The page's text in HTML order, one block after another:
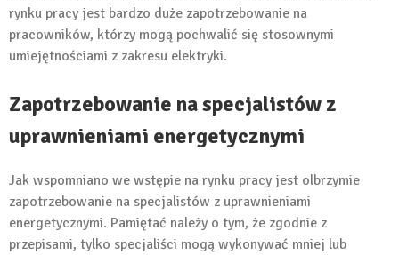
rynku pracy jest bardzo duże zapotrzebowanie na
pracowników, którzy mogą pochwalić się stosownymi
umiejętnościami z zakresu elektryki.
Zapotrzebowanie na specjalistów z
uprawnieniami energetycznymi
Jak wspomniano we wstępie na rynku pracy jest olbrzymie
zapotrzebowanie na specjalistów z uprawnieniami
energetycznymi. Pamiętać należy o tym, że zgodnie z
przepisami, tylko specjaliści mogą wykonywać mniej lub